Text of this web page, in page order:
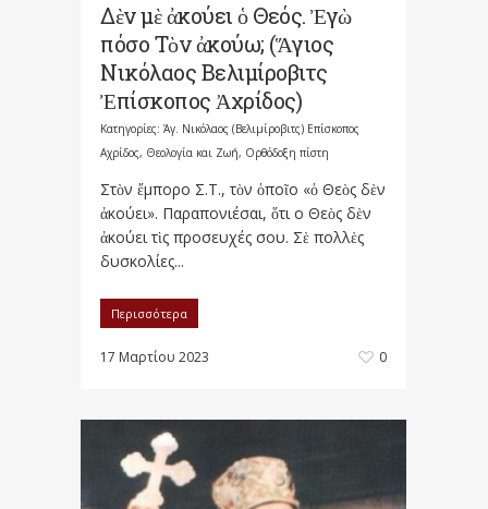
Δὲν μὲ ἀκούει ὁ Θεός. Ἐγὼ
πόσο Τὸν ἀκούω; (Ἅγιος
Νικόλαος Βελιμίροβιτς
Ἐπίσκοπος Ἀχρίδος)
Κατηγορίες: Άγ. Νικόλαος (Βελιμίροβιτς) Επίσκοπος
Αχρίδος, Θεολογία και Ζωή, Ορθόδοξη πίστη
Στὸν ἔμπορο Σ.Τ., τὸν ὁποῖο «ὁ Θεὸς δὲν
ἀκούει». Παραπονιέσαι, ὅτι ο Θεὸς δὲν
ἀκούει τὶς προσευχές σου. Σὲ πολλὲς
δυσκολίες...
Περισσότερα
17 Μαρτίου 2023 0